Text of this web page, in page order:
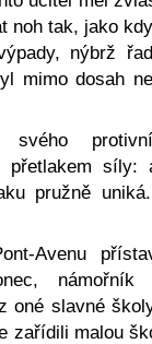
noh tak, jako
nýbrž
mimo dosah
přetlakem síly:
pružně
Avenu
námořník
oné slavné
zařídili malou